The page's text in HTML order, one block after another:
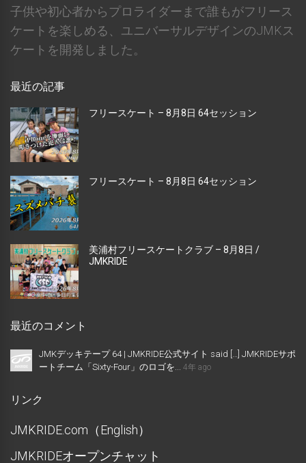
子供や初心者からプロライダーまで誰もがフリース
ケートを楽しめる、ユニバーサルデザインのJMKス
ケートを開発しました。
最近の記事
フリースケート – 8月8日 64セッション
フリースケート – 8月8日 64セッション
美浦村フリースケートクラブ – 8月8日 /
JMKRIDE
最近のコメント
JMKデッキテープ 64 | JMKRIDE公式サイト said […] JMKRIDEサポ
ートチーム「Sixty-Four」のロゴを...
4年 ago
リンク
JMKRIDE.com（English）
JMKRIDEオープンチャット